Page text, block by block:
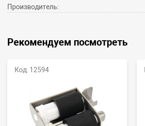
Производитель:
Рекомендуем посмотреть
Код: 12594